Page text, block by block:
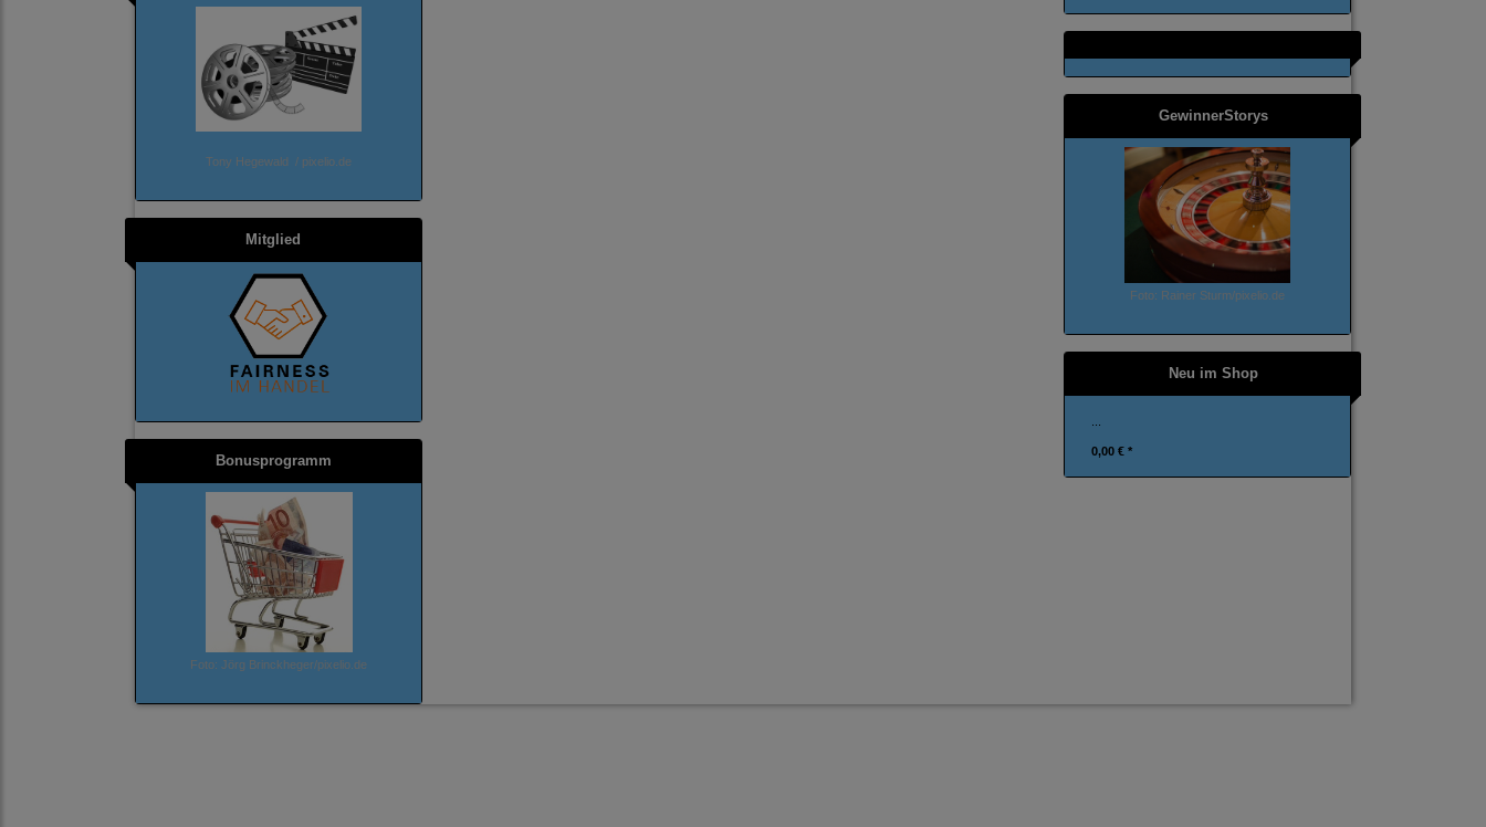
Tony Hegewald / pixelio.de
Mitglied
Bonusprogramm
Foto: Jörg Brinckheger/pixelio.de
GewinnerStorys
Foto: Rainer Sturm/pixelio.de
Neu im Shop
0,00 € *